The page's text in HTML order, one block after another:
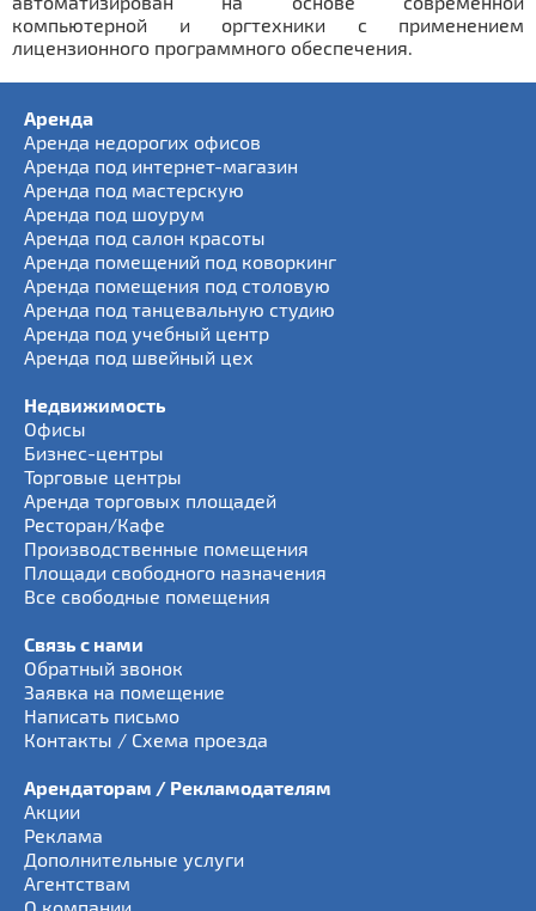
компьютерной и оргтехники с применением
лицензионного программного обеспечения.
Аренда
Аренда недорогих офисов
Аренда под интернет-магазин
Аренда под мастерскую
Аренда под шоурум
Аренда под салон красоты
Аренда помещений под коворкинг
Аренда помещения под столовую
Аренда под танцевальную студию
Аренда под учебный центр
Аренда под швейный цех
Недвижимость
Офисы
Бизнес-центры
Торговые центры
Аренда торговых площадей
Ресторан/Кафе
Производственные помещения
Площади свободного назначения
Все свободные помещения
Связь с нами
Обратный звонок
Заявка на помещение
Написать письмо
Контакты / Схема проезда
Арендаторам / Рекламодателям
Акции
Реклама
Дополнительные услуги
Агентствам